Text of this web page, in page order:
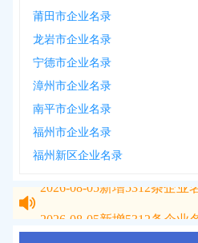
莆田市企业名录
龙岩市企业名录
宁德市企业名录
漳州市企业名录
南平市企业名录
福州市企业名录
福州新区企业名录